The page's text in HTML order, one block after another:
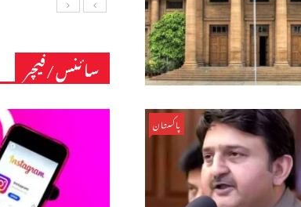
پاکستان
سائنس/فیچر